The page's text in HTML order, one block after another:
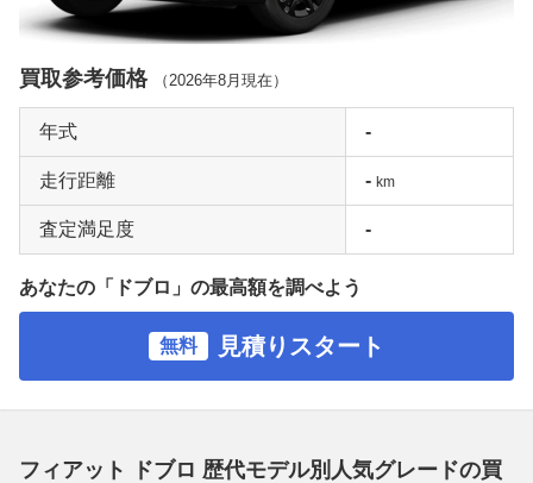
買取参考価格 （ 2026年8月 現在）
年式 -
走行距離 - km
査定満足度 -
あなたの「ドブロ」の最高額を調べよう
無料 見積りスタート
フィアット ドブロ 歴代モデル別人気グレードの買